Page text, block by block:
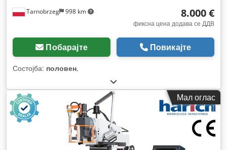
Tarnobrzeg 998 km 8.000 €
фиксна цена додава се ДДВ
Побарајте Повикајте
Состојба: половен,
Мал оглас